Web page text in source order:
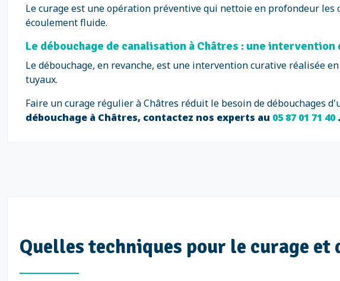
Le curage est une opération préventive qui nettoie en profondeur
écoulement fluide.
Le débouchage de canalisation à Châtres : une intervention
Le débouchage, en revanche, est une intervention curative réalisée
tuyaux.
Faire un curage régulier à Châtres réduit le besoin de débouchages
débouchage à Châtres, contactez nos experts au 05 87 01 71 40.
Quelles techniques pour le curage et